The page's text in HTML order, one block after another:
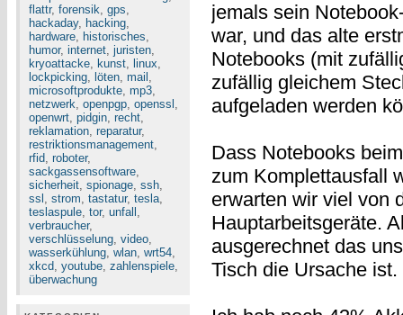
flattr, forensik, gps,
hackaday, hacking,
hardware, historisches,
humor, internet, juristen,
kryoattacke, kunst, linux,
lockpicking, löten, mail ,
microsoftprodukte, mp3,
netzwerk, openpgp, openssl ,
openwrt, pidgin, recht,
reklamation, reparatur,
restriktionsmanagement,
rfid, roboter,
sackgassensoftware,
sicherheit, spionage, ssh,
ssl , strom, tastatur, tesla,
teslaspule, tor, unfall ,
verbraucher,
verschlüsselung, video,
wasserkühlung, wlan, wrt54,
xkcd, youtube, zahlenspiele,
überwachung
jemals sein
war, und das alte
Notebooks (mit
zufällig gleichem
aufgeladen werden
Dass Notebooks
zum Komplettausfall
erwarten wir viel von
Hauptarbeitsgeräte.
ausgerechnet das
Tisch die Ursache ist.